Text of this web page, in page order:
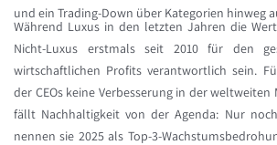
und ein Trading-Down über Kategorien hinweg
Während Luxus in den letzten Jahren die
Nicht-Luxus erstmals seit 2010 für den
wirtschaftlichen Profits verantwortlich sein.
der CEOs keine Verbesserung in der
fällt Nachhaltigkeit von der Agenda: Nur noch
nennen sie 2025 als Top-3-